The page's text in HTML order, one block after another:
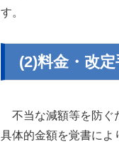
す。
(2)料金・改
不当な減額等を防ぐ
具体的金額を覚書によ